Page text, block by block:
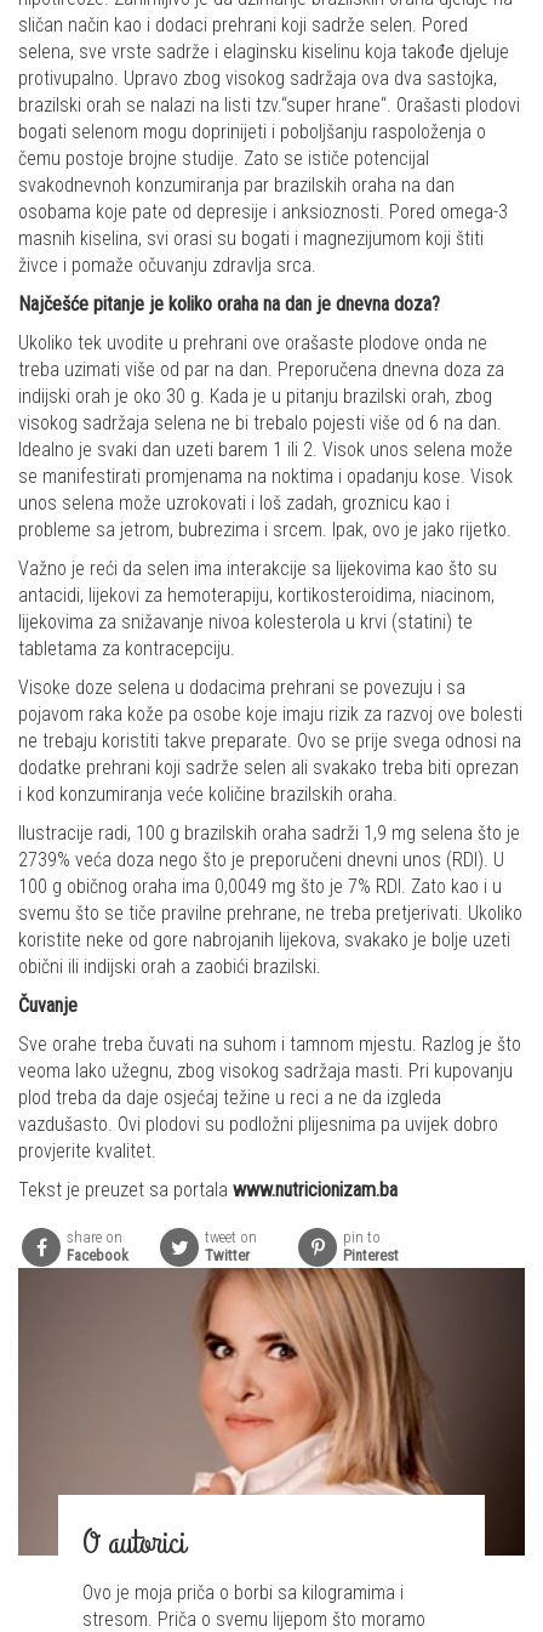
sličan način kao i dodaci prehrani koji sadrže selen. Pored
selena, sve vrste sadrže i elaginsku kiselinu koja takođe djeluje
protivupalno. Upravo zbog visokog sadržaja ova dva sastojka,
brazilski orah se nalazi na listi tzv.“super hrane“. Orašasti plodovi
bogati selenom mogu doprinijeti i poboljšanju raspoloženja o
čemu postoje brojne studije. Zato se ističe potencijal
svakodnevnoh konzumiranja par brazilskih oraha na dan
osobama koje pate od depresije i anksioznosti. Pored omega-3
masnih kiselina, svi orasi su bogati i magnezijumom koji štiti
živce i pomaže očuvanju zdravlja srca.
Najčešće pitanje je koliko oraha na dan je dnevna doza?
Ukoliko tek uvodite u prehrani ove orašaste plodove onda ne
treba uzimati više od par na dan. Preporučena dnevna doza za
indijski orah je oko 30 g. Kada je u pitanju brazilski orah, zbog
visokog sadržaja selena ne bi trebalo pojesti više od 6 na dan.
Idealno je svaki dan uzeti barem 1 ili 2. Visok unos selena može
se manifestirati promjenama na noktima i opadanju kose. Visok
unos selena može uzrokovati i loš zadah, groznicu kao i
probleme sa jetrom, bubrezima i srcem. Ipak, ovo je jako rijetko.
Važno je reći da selen ima interakcije sa lijekovima kao što su
antacidi, lijekovi za hemoterapiju, kortikosteroidima, niacinom,
lijekovima za snižavanje nivoa kolesterola u krvi (statini) te
tabletama za kontracepciju.
Visoke doze selena u dodacima prehrani se povezuju i sa
pojavom raka kože pa osobe koje imaju rizik za razvoj ove bolesti
ne trebaju koristiti takve preparate. Ovo se prije svega odnosi na
dodatke prehrani koji sadrže selen ali svakako treba biti oprezan
i kod konzumiranja veće količine brazilskih oraha.
Ilustracije radi, 100 g brazilskih oraha sadrži 1,9 mg selena što je
2739% veća doza nego što je preporučeni dnevni unos (RDI). U
100 g običnog oraha ima 0,0049 mg što je 7% RDI. Zato kao i u
svemu što se tiče pravilne prehrane, ne treba pretjerivati. Ukoliko
koristite neke od gore nabrojanih lijekova, svakako je bolje uzeti
obični ili indijski orah a zaobići brazilski.
Čuvanje
Sve orahe treba čuvati na suhom i tamnom mjestu. Razlog je što
veoma lako užegnu, zbog visokog sadržaja masti. Pri kupovanju
plod treba da daje osjećaj težine u reci a ne da izgleda
vazdušasto. Ovi plodovi su podložni plijesnima pa uvijek dobro
provjerite kvalitet.
Tekst je preuzet sa portala www.nutricionizam.ba
share on
Facebook
tweet on
Twitter
pin to
Pinterest
O autorici
Ovo je moja priča o borbi sa kilogramima i
stresom. Priča o svemu lijepom što moramo